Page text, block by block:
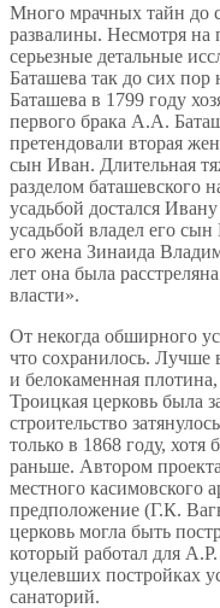
Много мрачных тайн до
развалины. Несмотря на
серьезные детальные
Баташева так до сих
Баташева в 1799 году
первого брака А.А.
претендовали вторая
сын Иван. Длительная
разделом баташевского
усадьбой достался
усадьбой владел его
его жена Зинаида
лет она была
власти».
От некогда обширного
что сохранилось. Лучше
и белокаменная
Троицкая церковь была
строительство
только в 1868 году, хотя
раньше. Автором
местного касимовского
предположение (Г.К.
церковь могла быть
который работал для
уцелевших постройках
санаторий.